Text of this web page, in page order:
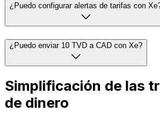
¿Puedo configurar alertas de tarifas con
¿Puedo enviar 10 TVD a CAD con Xe?
Simplificación de las
de dinero